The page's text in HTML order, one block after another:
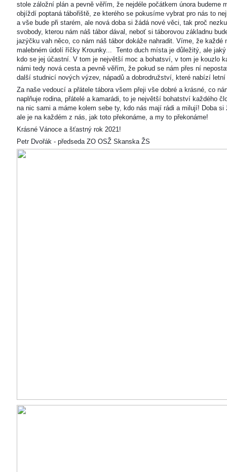
stole záložní plán a pevně věřím, že nejdéle počátkem února
objíždí poptaná tábořiště, ze kterého se pokusíme vybrat pro nás to
a vše bude při starém, ale nová doba si žádá nové věci, tak proč
svobody, kterou nám náš tábor dával, neboť si táborovou základnu
jazýčku vah něco, co nám náš tábor dokáže nahradit. Víme, že
malebném údolí říčky Krounky... Tento duch místa je důležitý, ale
kdo se jej účastní. V tom je největší moc a bohatsví, v tom je kouzlo
námi tedy nová cesta a pevně věřím, že pokud se nám přes ní
další studnicí nových výzev, nápadů a dobrodružství, které nabízí letní
Za naše vedoucí a přátele tábora všem přeji vše dobré a krásné, co
naplňuje rodina, přátelé a kamarádi, to je největší bohatství každého
na nic sami a máme kolem sebe ty, kdo nás mají rádi a milují! Doba
ale je na každém z nás, jak toto překonáme, a my to překonáme!
Krásné Vánoce a šťastný rok 2021!
Petr Dvořák - předseda ZO OSŽ Skanska ŽS